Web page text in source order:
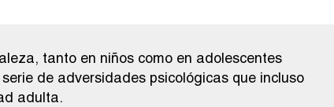
tanto en niños como en adolescentes
de adversidades psicológicas que incluso
adulta.